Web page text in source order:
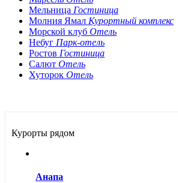
Мельница Гостиница
Молния Ямал Курортный комплекс
Морской клуб Отель
Небуг Парк-отель
Ростов Гостиница
Салют Отель
Хуторок Отель
Курорты рядом
Анапа